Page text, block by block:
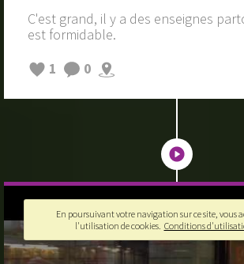
C'est grand, il y a des enseignes
est formidable.
1
0
En poursuivant votre navigation sur ce site, vous
l'utilisation de cookies. Conditions